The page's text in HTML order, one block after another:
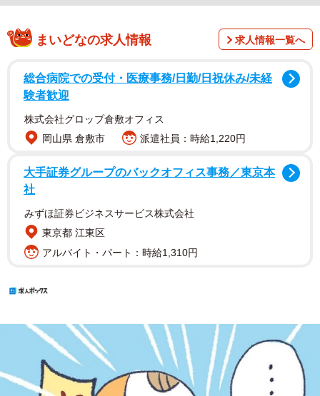
まいどなの求人情報 求人情報一覧へ
総合病院での受付・医療事務/日勤/日祝休み/未経
験者歓迎
株式会社グロップ倉敷オフィス
岡山県 倉敷市
派遣社員：時給1,220円
大手証券グループのバックオフィス事務／東京本
社
みずほ証券ビジネスサービス株式会社
東京都 江東区
アルバイト・パート：時給1,310円